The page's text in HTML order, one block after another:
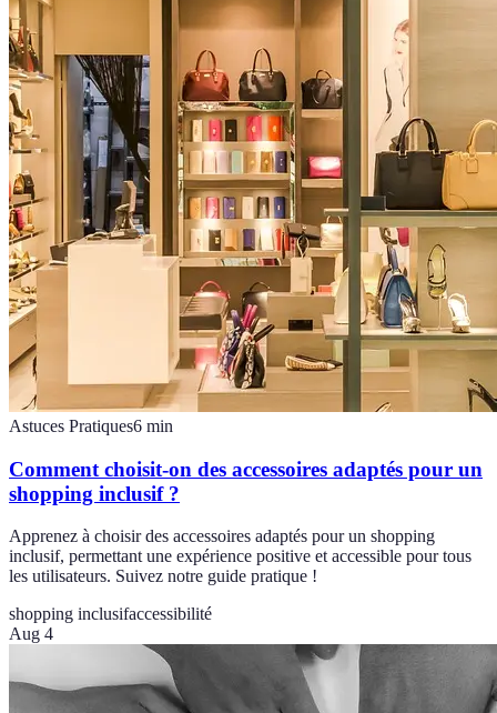
Astuces Pratiques6 min
Comment choisit-on des accessoires adaptés pour un
shopping inclusif ?
Apprenez à choisir des accessoires adaptés pour un shopping
inclusif, permettant une expérience positive et accessible pour tous
les utilisateurs. Suivez notre guide pratique !
shopping inclusifaccessibilité
Aug 4